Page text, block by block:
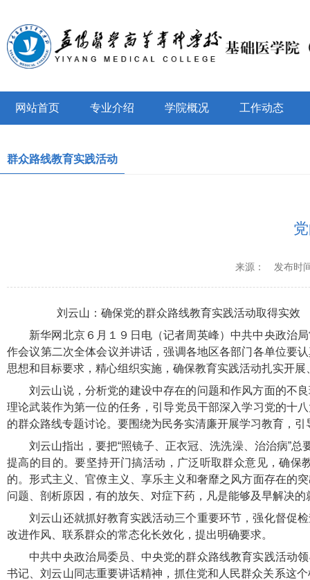
网站首页 专业介绍 学院概况 工作动态
群众路线教育实践活动
来源： 发布时
刘云山：确保党的群众路线教育实践活动取得实效
新华网北京６月１９日电（记者周英峰）中共中央政治
作会议第二次全体会议并讲话，强调各地区各部门各单位要
思想和目标要求，精心组织实施，确保教育实践活动扎实开展
刘云山说，分析党的建设中存在的问题和作风方面的不
理论武装作为第一位的任务，引导党员干部深入学习党的十
的群众路线专题讨论。要围绕为民务实清廉开展学习教育，
刘云山指出，要把“照镜子、正衣冠、洗洗澡、治治病”
提高的目的。要坚持开门搞活动，广泛听取群众意见，确
的。形式主义、官僚主义、享乐主义和奢靡之风方面存在的
问题、剖析原因，有的放矢、对症下药，凡是能够及早解决
刘云山还就抓好教育实践活动三个重要环节，强化督促
改进作风、联系群众的常态化长效化，提出明确要求。
中共中央政治局委员、中央党的群众路线教育实践活动
书记、刘云山同志重要讲话精神，抓住党和人民群众关系这